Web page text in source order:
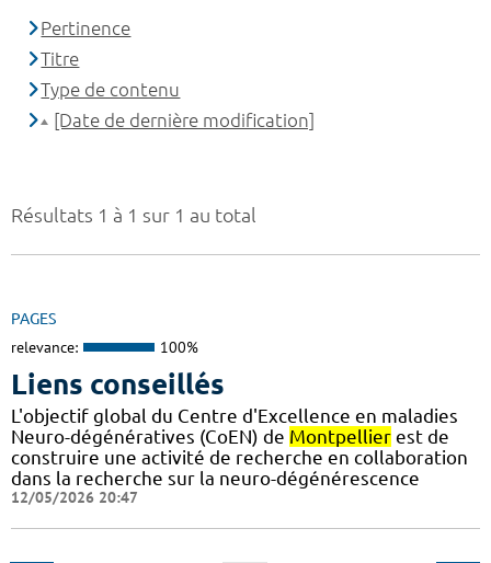
Résultats 1 à 1 sur 1 au total
PAGES
relevance: 100%
Liens conseillés
L'objectif global du Centre d'Excellence en maladies
Neuro-dégénératives (CoEN) de Montpellier est de
construire une activité de recherche en collaboration
dans la recherche sur la neuro-dégénérescence
12/05/2026 20:47
Pertinence
Titre
Type de contenu
[Date de dernière modification]